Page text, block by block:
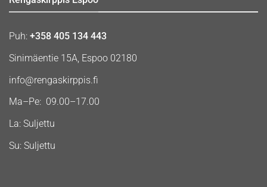
Puh: +358 405 134 443
Sinimäentie 15A, Espoo 02180
info@rengaskirppis.fi
Ma–Pe: 09.00–17.00
La: Suljettu
Su: Suljettu